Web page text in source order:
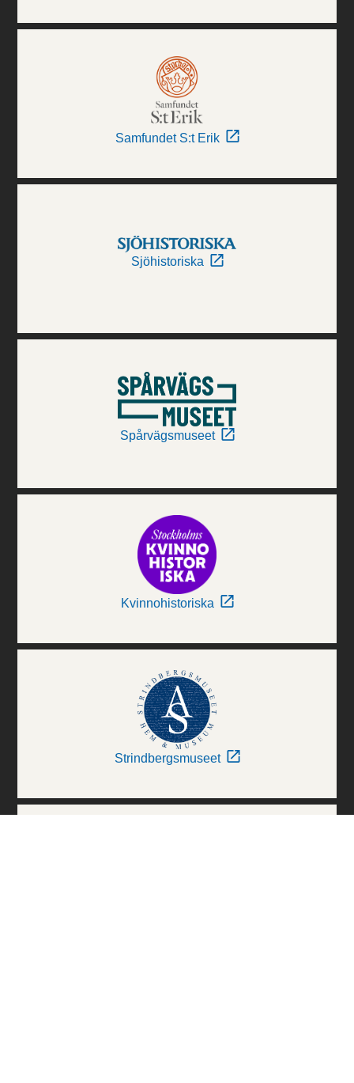
Samfundet S:t Erik
Sjöhistoriska
Spårvägsmuseet
Kvinnohistoriska
Strindbergsmuseet